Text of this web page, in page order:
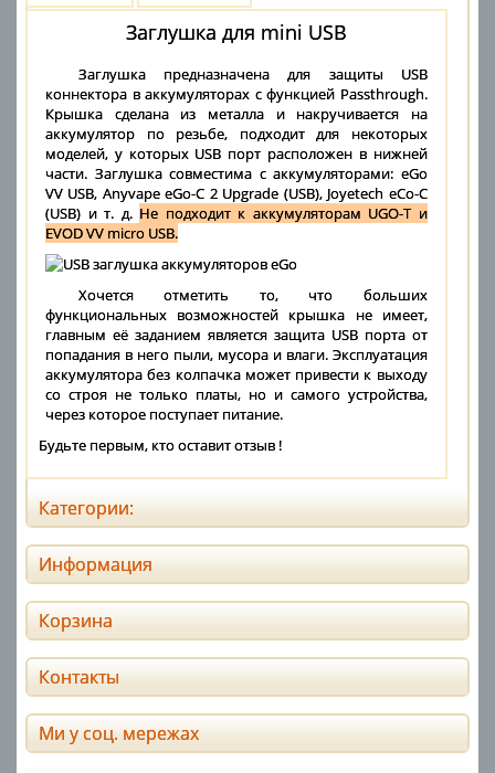
Заглушка для mini USB
Заглушка предназначена для защиты USB
коннектора в аккумуляторах с функцией Passthrough.
Крышка сделана из металла и накручивается на
аккумулятор по резьбе, подходит для некоторых
моделей, у которых USB порт расположен в нижней
части. Заглушка совместима с аккумуляторами: eGo
VV USB, Anyvape eGo-C 2 Upgrade (USB), Joyetech eCo-C
(USB) и т. д. Не подходит к аккумуляторам UGO-T и
EVOD VV micro USB.
Хочется отметить то, что больших
функциональных возможностей крышка не имеет,
главным её заданием является защита USB порта от
попадания в него пыли, мусора и влаги. Эксплуатация
аккумулятора без колпачка может привести к выходу
со строя не только платы, но и самого устройства,
через которое поступает питание.
Будьте первым, кто оставит отзыв !
Категории:
Информация
Корзина
Контакты
Ми у соц. мережах